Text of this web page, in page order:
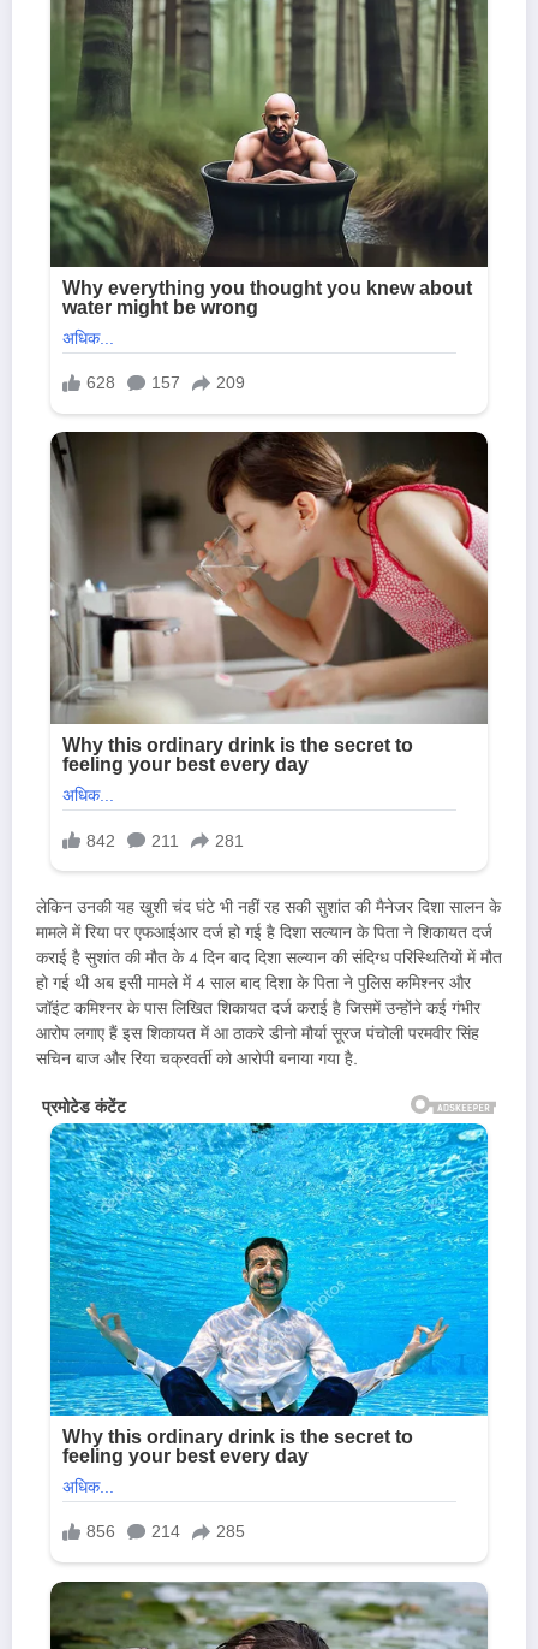
लेकिन उनकी यह खुशी चंद घंटे भी नहीं रह सकी सुशांत की मैनेजर दिशा सालन के
मामले में रिया पर एफआईआर दर्ज हो गई है दिशा सल्यान के पिता ने शिकायत दर्ज
कराई है सुशांत की मौत के 4 दिन बाद दिशा सल्यान की संदिग्ध परिस्थितियों में मौत
हो गई थी अब इसी मामले में 4 साल बाद दिशा के पिता ने पुलिस कमिश्नर और
जॉइंट कमिश्नर के पास लिखित शिकायत दर्ज कराई है जिसमें उन्होंने कई गंभीर
आरोप लगाए हैं इस शिकायत में आ ठाकरे डीनो मौर्या सूरज पंचोली परमवीर सिंह
सचिन बाज और रिया चक्रवर्ती को आरोपी बनाया गया है.